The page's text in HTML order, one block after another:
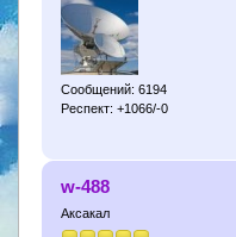
Сообщений: 6194
Респект: +1066/-0
w-488
Аксакал